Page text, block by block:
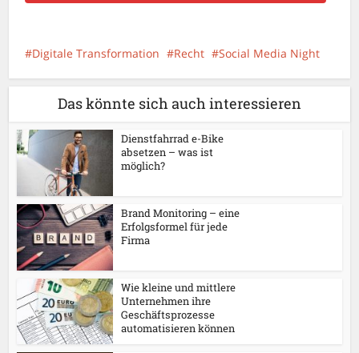
Digitale Transformation Recht Social Media Night
Das könnte sich auch interessieren
Dienstfahrrad e-Bike
absetzen – was ist
möglich?
Brand Monitoring – eine
Erfolgsformel für jede
Firma
Wie kleine und mittlere
Unternehmen ihre
Geschäftsprozesse
automatisieren können